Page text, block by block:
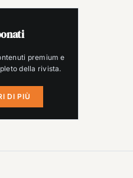
premium e
della rivista.
DI PIÙ